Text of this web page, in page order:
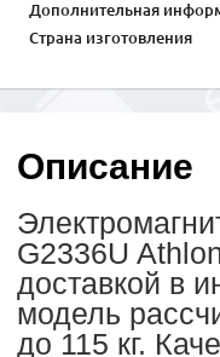
Дополнительная
Страна изготовления
Описание
G2336U
доставкой в
модель
до 115 кг.